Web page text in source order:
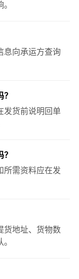
息向承运方查询
发货前说明回单
所需资料应在发
货地址、货物数